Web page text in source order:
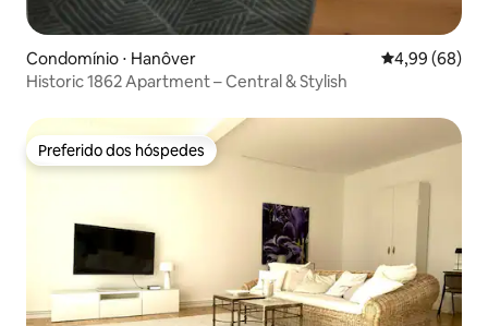
Condomínio ⋅ Hanôver 4,99 de uma
4,99 (68)
Historic 1862 Apartment – Central & Stylish
Preferido dos hóspedes
Preferido dos hóspedes